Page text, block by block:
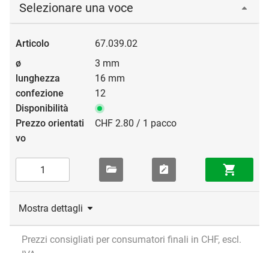
Selezionare una voce
67.039.02
3 mm
16 mm
12
CHF 2.80 / 1 pacco
Mostra dettagli
Prezzi consigliati per consumatori finali in CHF, escl.